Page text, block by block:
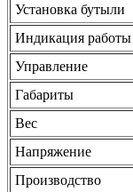
Установка бутыли
Индикация работы
Управление
Габариты
Вес
Напряжение
Производство